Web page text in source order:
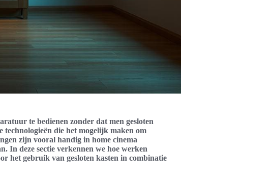
te bedienen zonder dat men gesloten
technologieën die het mogelijk maken om
zijn vooral handig in home cinema
In deze sectie verkennen we hoe werken
het gebruik van gesloten kasten in combinatie